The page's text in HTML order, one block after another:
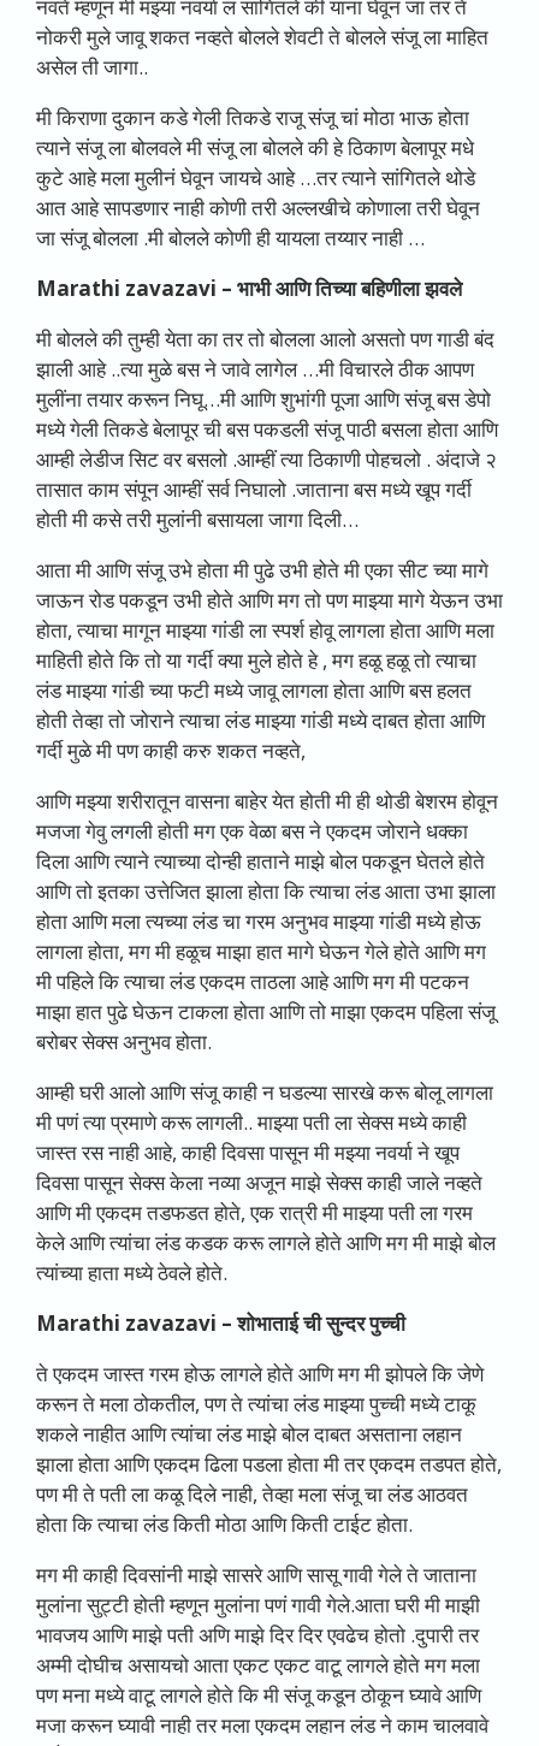
नवते म्हणून मी मझ्या नवर्या ल सांगितले की यांना घेवून जा तर ते
नोकरी मुले जावू शकत नव्हते बोलले शेवटी ते बोलले संजू ला माहित
असेल ती जागा..
मी किराणा दुकान कडे गेली तिकडे राजू संजू चां मोठा भाऊ होता
त्याने संजू ला बोलवले मी संजू ला बोलले की हे ठिकाण बेलापूर मधे
कुटे आहे मला मुलीनं घेवून जायचे आहे …तर त्याने सांगितले थोडे
आत आहे सापडणार नाही कोणी तरी अल्लखीचे कोणाला तरी घेवून
जा संजू बोलला .मी बोलले कोणी ही यायला तय्यार नाही …
Marathi zavazavi – भाभी आणि तिच्या बहिणीला झवले
मी बोलले की तुम्ही येता का तर तो बोलला आलो असतो पण गाडी बंद
झाली आहे ..त्या मुळे बस ने जावे लागेल …मी विचारले ठीक आपण
मुलींना तयार करून निघू…मी आणि शुभांगी पूजा आणि संजू बस डेपो
मध्ये गेली तिकडे बेलापूर ची बस पकडली संजू पाठी बसला होता आणि
आम्ही लेडीज सिट वर बसलो .आम्हीं त्या ठिकाणी पोहचलो . अंदाजे २
तासात काम संपून आम्हीं सर्व निघालो .जाताना बस मध्ये खूप गर्दी
होती मी कसे तरी मुलांनी बसायला जागा दिली…
आता मी आणि संजू उभे होता मी पुढे उभी होते मी एका सीट च्या मागे
जाऊन रोड पकडून उभी होते आणि मग तो पण माझ्या मागे येऊन उभा
होता, त्याचा मागून माझ्या गांडी ला स्पर्श होवू लागला होता आणि मला
माहिती होते कि तो या गर्दी क्या मुले होते हे , मग हळू हळू तो त्याचा
लंड माझ्या गांडी च्या फटी मध्ये जावू लागला होता आणि बस हलत
होती तेव्हा तो जोराने त्याचा लंड माझ्या गांडी मध्ये दाबत होता आणि
गर्दी मुळे मी पण काही करु शकत नव्हते,
आणि मझ्या शरीरातून वासना बाहेर येत होती मी ही थोडी बेशरम होवून
मजजा गेवु लगली होती मग एक वेळा बस ने एकदम जोराने धक्का
दिला आणि त्याने त्याच्या दोन्ही हाताने माझे बोल पकडून घेतले होते
आणि तो इतका उत्तेजित झाला होता कि त्याचा लंड आता उभा झाला
होता आणि मला त्यच्या लंड चा गरम अनुभव माझ्या गांडी मध्ये होऊ
लागला होता, मग मी हळूच माझा हात मागे घेऊन गेले होते आणि मग
मी पहिले कि त्याचा लंड एकदम ताठला आहे आणि मग मी पटकन
माझा हात पुढे घेऊन टाकला होता आणि तो माझा एकदम पहिला संजू
बरोबर सेक्स अनुभव होता.
आम्ही घरी आलो आणि संजू काही न घडल्या सारखे करू बोलू लागला
मी पणं त्या प्रमाणे करू लागली.. माझ्या पती ला सेक्स मध्ये काही
जास्त रस नाही आहे, काही दिवसा पासून मी मझ्या नवर्या ने खूप
दिवसा पासून सेक्स केला नव्या अजून माझे सेक्स काही जाले नव्हते
आणि मी एकदम तडफडत होते, एक रात्री मी माझ्या पती ला गरम
केले आणि त्यांचा लंड कडक करू लागले होते आणि मग मी माझे बोल
त्यांच्या हाता मध्ये ठेवले होते.
Marathi zavazavi –शोभाताई ची सुन्दर पुच्ची
ते एकदम जास्त गरम होऊ लागले होते आणि मग मी झोपले कि जेणे
करून ते मला ठोकतील, पण ते त्यांचा लंड माझ्या पुच्ची मध्ये टाकू
शकले नाहीत आणि त्यांचा लंड माझे बोल दाबत असताना लहान
झाला होता आणि एकदम ढिला पडला होता मी तर एकदम तडपत होते,
पण मी ते पती ला कळू दिले नाही, तेव्हा मला संजू चा लंड आठवत
होता कि त्याचा लंड किती मोठा आणि किती टाईट होता.
मग मी काही दिवसांनी माझे सासरे आणि सासू गावी गेले ते जाताना
मुलांना सुट्टी होती म्हणून मुलांना पणं गावी गेले.आता घरी मी माझी
भावजय आणि माझे पती अणि माझे दिर दिर एवढेच होतो .दुपारी तर
अम्मी दोघीच असायचो आता एकट एकट वाटू लागले होते मग मला
पण मना मध्ये वाटू लागले होते कि मी संजू कडून ठोकून घ्यावे आणि
मजा करून घ्यावी नाही तर मला एकदम लहान लंड ने काम चालवावे